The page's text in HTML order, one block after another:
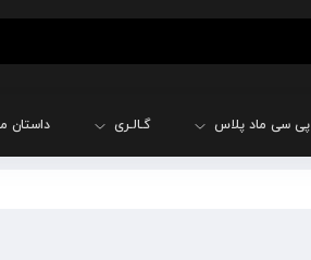
پی سی ماد پلاس گـالـری داستان